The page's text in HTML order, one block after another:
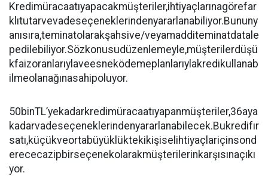
Kredimüracaatıyapacakmüşteriler,ihtiyaçlarınagörefar
klıtutarvevadeseçeneklerindenyararlanabiliyor.Bununy
anısıra,teminatolarakşahsive/veyamadditeminatdatale
pedilebiliyor.Sözkonusudüzenlemeyle,müşterilerdüşü
kfaizoranlarıylaveesneködemeplanlarıylakredikullanab
ilmeolanağınasahipoluyor.
50binTL’yekadarkredimüracaatıyapanmüşteriler,36aya
kadarvadeseçeneklerindenyararlanabilecek.Bukredifır
satı,küçükveortabüyüklüktekikişiselihtiyaçlariçinsond
erececazipbirseçenekolarakmüşterilerinkarşısınaçıkı
yor.